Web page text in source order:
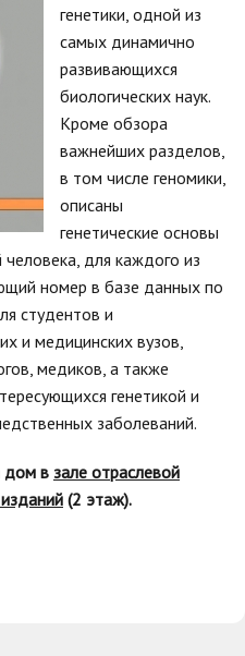
генетики, одной из
самых динамично
развивающихся
биологических наук.
Кроме обзора
важнейших разделов,
в том числе геномики,
описаны
генетические основы
для каждого из
номер в базе данных по
студентов и
и медицинских вузов,
медиков, а также
генетикой и
заболеваний.
дом в зале отраслевой
(2 этаж).